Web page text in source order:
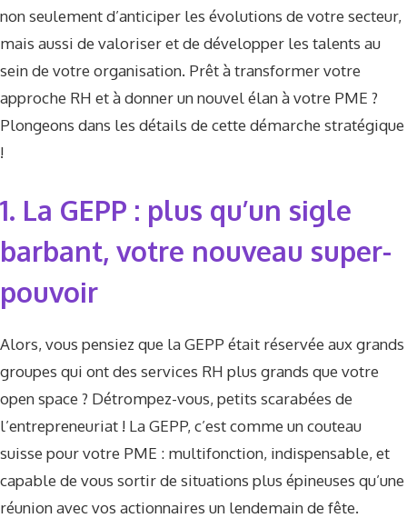
non seulement d’anticiper les évolutions de votre secteur,
mais aussi de valoriser et de développer les talents au
sein de votre organisation. Prêt à transformer votre
approche RH et à donner un nouvel élan à votre PME ?
Plongeons dans les détails de cette démarche stratégique
!
1. La GEPP : plus qu’un sigle
barbant, votre nouveau super-
pouvoir
Alors, vous pensiez que la GEPP était réservée aux grands
groupes qui ont des services RH plus grands que votre
open space ? Détrompez-vous, petits scarabées de
l’entrepreneuriat ! La GEPP, c’est comme un couteau
suisse pour votre PME : multifonction, indispensable, et
capable de vous sortir de situations plus épineuses qu’une
réunion avec vos actionnaires un lendemain de fête.